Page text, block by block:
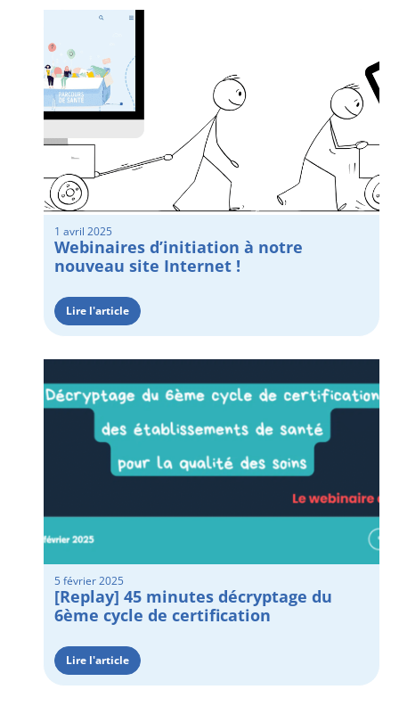
1 avril 2025
Webinaires d’initiation à notre
nouveau site Internet !
Lire l'article
5 février 2025
[Replay] 45 minutes décryptage du
6ème cycle de certification
Lire l'article